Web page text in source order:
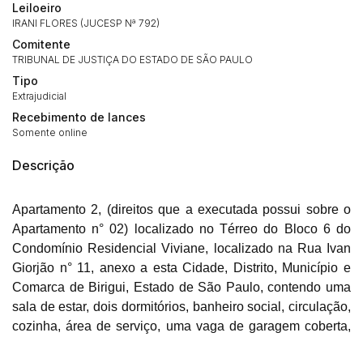
Leiloeiro
IRANI FLORES (JUCESP Nª 792)
Comitente
TRIBUNAL DE JUSTIÇA DO ESTADO DE SÃO PAULO
Tipo
Extrajudicial
Recebimento de lances
Somente online
Descrição
Apartamento 2, (direitos que a executada possui sobre o
Apartamento n° 02) localizado no Térreo do Bloco 6 do
Condomínio Residencial Viviane, localizado na Rua Ivan
Giorjão n° 11, anexo a esta Cidade, Distrito, Município e
Comarca de Birigui, Estado de São Paulo, contendo uma
sala de estar, dois dormitórios, banheiro social, circulação,
cozinha, área de serviço, uma vaga de garagem coberta,
Histórico de Propostas
Habilite-se para efetuar lances ou